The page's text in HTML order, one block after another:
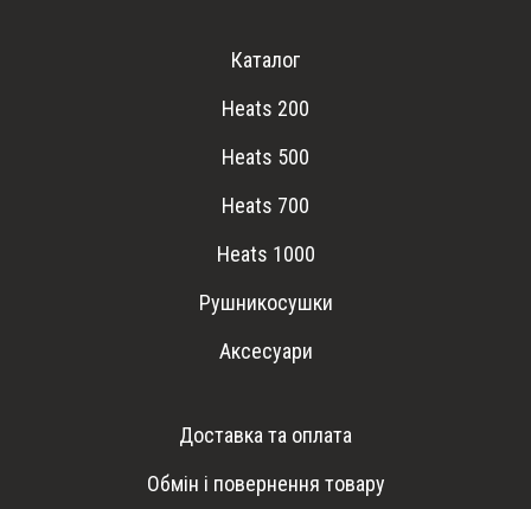
Каталог
Heats 200
Heats 500
Heats 700
Heats 1000
Рушникосушки
Аксесуари
Доставка та оплата
Обмін і повернення товару